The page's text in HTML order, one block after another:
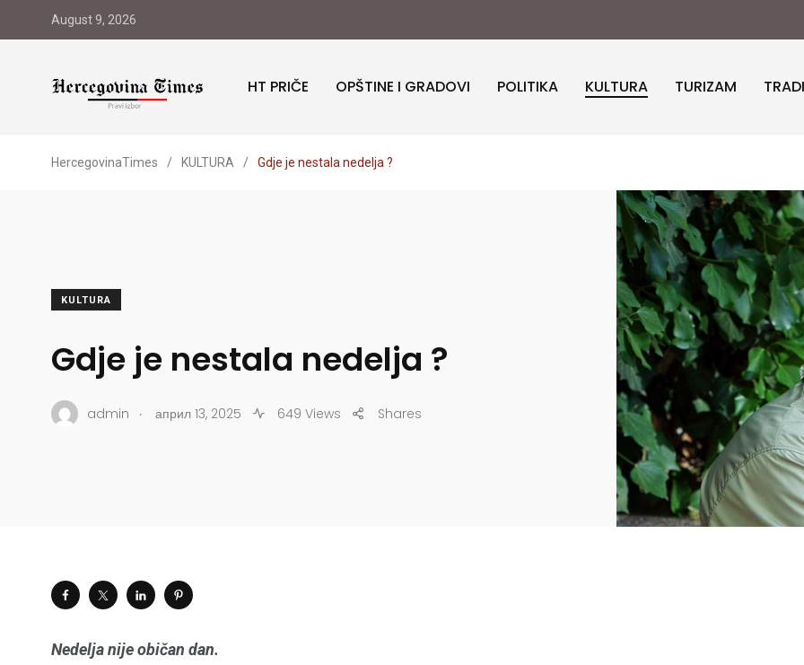
August 9, 2026
HT PRIČE OPŠTINE I GRADOVI POLITIKA KULTURA TURIZAM
HercegovinaTimes / KULTURA / Gdje je nestala nedelja ?
KULTURA
Gdje je nestala nedelja ?
admin . април 13, 2025 649 Views Shares
Nedelja nije običan dan.